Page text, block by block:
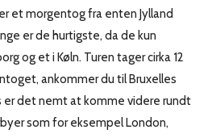
et morgentog fra enten Jylland
er de hurtigste, da de kun
og et i Køln. Turen tager cirka 12
ankommer du til Bruxelles
er det nemt at komme videre rundt
som for eksempel London,